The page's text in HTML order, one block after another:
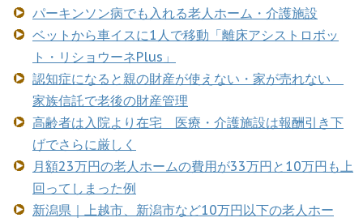
パーキンソン病でも入れる老人ホーム・介護施設
ベットから車イスに1人で移動「離床アシストロボッ
ト・リショウーネPlus」
認知症になると親の財産が使えない・家が売れない
家族信託で老後の財産管理
高齢者は入院より在宅 医療・介護施設は報酬引き下
げでさらに厳しく
月額23万円の老人ホームの費用が33万円と10万円も上
回ってしまった例
新潟県｜上越市、新潟市など10万円以下の老人ホー